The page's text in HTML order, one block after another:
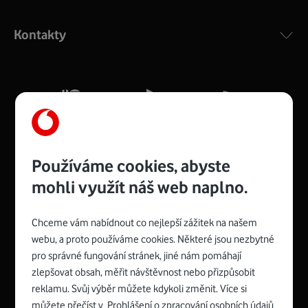
silný signál pro celou domácnost. Kompaktní rozměry 21
Více o COMPAL CH7465VF
Zyxel VMG8623-T50B:
Rozměry modemu jsou 16 x 22 x 7,5 cm (včetně stojánku)
a nabízí 4 gigabitové LAN porty a bezdrátové připojení Wi-
Spojte se s Vodafonem
Kontakty
Používáme cookies, abyste
mohli využít náš web naplno.
Chceme vám nabídnout co nejlepší zážitek na našem
webu, a proto používáme cookies. Některé jsou nezbytné
pro správné fungování stránek, jiné nám pomáhají
zlepšovat obsah, měřit návštěvnost nebo přizpůsobit
reklamu. Svůj výběr můžete kdykoli změnit. Více si
můžete přečíst v Prohlášení o zpracování osobních údajů